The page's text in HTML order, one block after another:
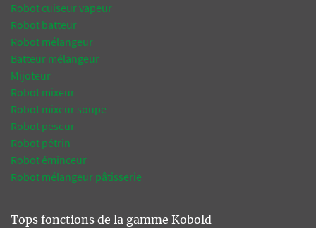
Robot cuiseur vapeur
Robot batteur
Robot mélangeur
Batteur mélangeur
Mijoteur
Robot mixeur
Robot mixeur soupe
Robot peseur
Robot pétrin
Robot éminceur
Robot mélangeur pâtisserie
Tops fonctions de la gamme Kobold